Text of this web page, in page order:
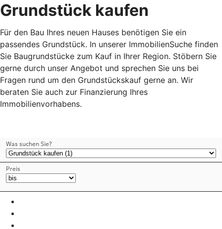
Grundstück kaufen
Für den Bau Ihres neuen Hauses benötigen Sie ein
passendes Grundstück. In unserer ImmobilienSuche finden
Sie Baugrundstücke zum Kauf in Ihrer Region. Stöbern Sie
gerne durch unser Angebot und sprechen Sie uns bei
Fragen rund um den Grundstückskauf gerne an. Wir
beraten Sie auch zur Finanzierung Ihres
Immobilienvorhabens.